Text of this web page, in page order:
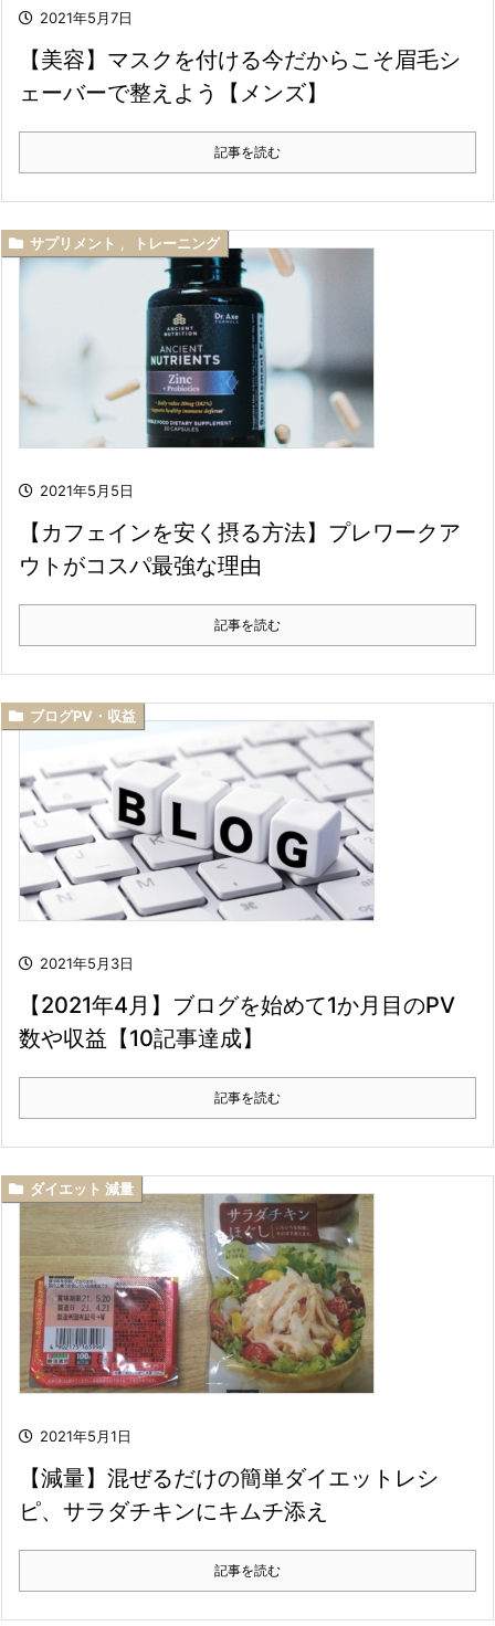
2021年5月7日
【美容】マスクを付ける今だからこそ眉毛シ
ェーバーで整えよう【メンズ】
記事を読む
2021年5月5日
サプリメント トレーニング
【カフェインを安く摂る方法】プレワークア
ウトがコスパ最強な理由
記事を読む
2021年5月3日
ブログPV・収益
【2021年4月】ブログを始めて1か月目のPV
数や収益【10記事達成】
記事を読む
2021年5月1日
ダイエット 減量
【減量】混ぜるだけの簡単ダイエットレシ
ピ、サラダチキンにキムチ添え
記事を読む